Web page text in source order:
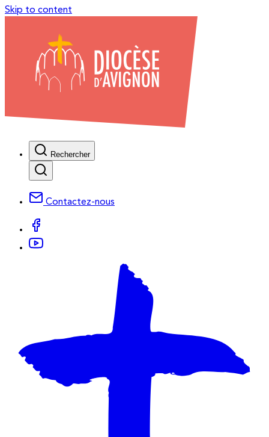
Skip to content
Rechercher
Contactez-nous